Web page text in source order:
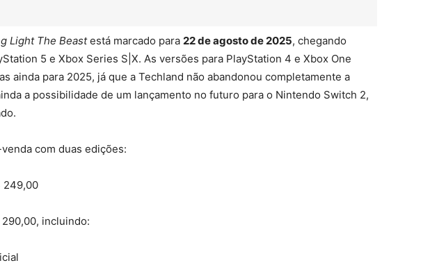
Light The Beastestá marcado para 22 de agosto de 2025, chegando
5 e Xbox Series S|X. As versões para PlayStation 4 e Xbox One
ainda para 2025, já que a Techland não abandonou completamente a
a possibilidade de um lançamento no futuro para o Nintendo Switch 2,
com duas edições:
249,00
290,00, incluindo: